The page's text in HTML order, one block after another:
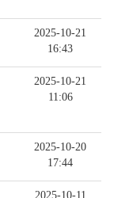
2025-10-21
16:43
2025-10-21
11:06
2025-10-20
17:44
2025-10-11